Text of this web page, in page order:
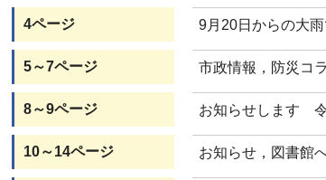
4ページ 9月20日からの大
5～7ページ 市政情報，防災コ
8～9ページ お知らせします
10～14ページ お知らせ，図書館